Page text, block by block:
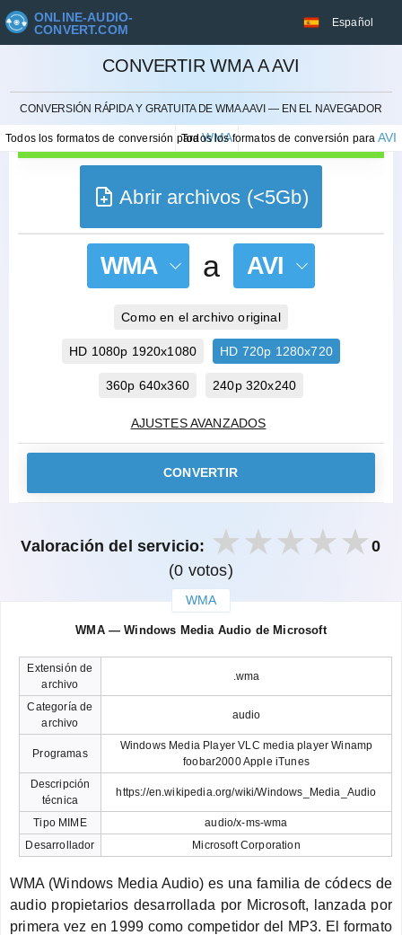
ONLINE-AUDIO-
CONVERT.COM
Español
CONVERTIR WMA A AVI
CONVERSIÓN RÁPIDA Y GRATUITA DE WMA A AVI — EN EL NAVEGADOR
Todos los formatos de conversión paraWMA
Todos los formatos de conversión paraAVI
CANCELAR
Abrir archivos (<5Gb)
WMA a AVI
Como en el archivo original
HD 1080p 1920x1080 HD 720p 1280x720
360p 640x360 240p 320x240
AJUSTES AVANZADOS
CONVERTIR
Valoración del servicio:
0
(0 votos)
WMA
WMA — Windows Media Audio de Microsoft
Extensión de
archivo
.wma
Categoría de
archivo
audio
Programas
Windows Media Player VLC media player Winamp
foobar2000 Apple iTunes
Descripción
técnica
https://en.wikipedia.org/wiki/Windows_Media_Audio
Tipo MIME
audio/x-ms-wma
Desarrollador
Microsoft Corporation
WMA (Windows Media Audio) es una familia de códecs de
audio propietarios desarrollada por Microsoft, lanzada por
primera vez en 1999 como competidor del MP3. El formato